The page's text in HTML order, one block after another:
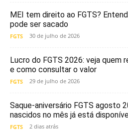
MEI tem direito ao FGTS?
pode ser sacado
FGTS 30 de julho de 2026
Lucro do FGTS 2026: veja quem
e como consultar o valor
FGTS 29 de julho de 2026
Saque-aniversário FGTS agosto
nascidos no mês já está
FGTS 2 dias atrás